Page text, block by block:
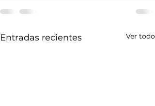
Entradas recientes Ver todo